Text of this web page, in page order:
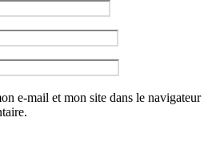
e-mail et mon site dans le navigateur